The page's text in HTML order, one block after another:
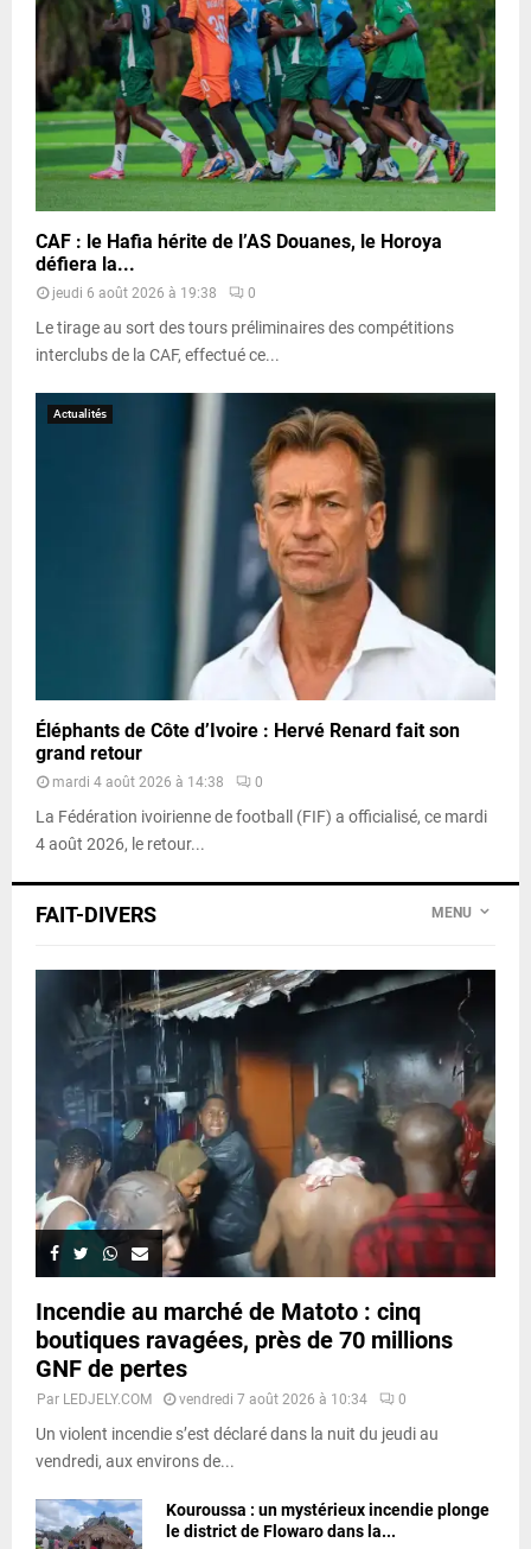
CAF : le Hafia hérite de l’AS Douanes, le Horoya
défiera la...
jeudi 6 août 2026 à 19:38 0
Le tirage au sort des tours préliminaires des compétitions
interclubs de la CAF, effectué ce...
Actualités
Éléphants de Côte d’Ivoire : Hervé Renard fait son
grand retour
mardi 4 août 2026 à 14:38 0
La Fédération ivoirienne de football (FIF) a officialisé, ce mardi
4 août 2026, le retour...
FAIT-DIVERS MENU
Incendie au marché de Matoto : cinq
boutiques ravagées, près de 70 millions
GNF de pertes
Par LEDJELY.COM vendredi 7 août 2026 à 10:34 0
Un violent incendie s’est déclaré dans la nuit du jeudi au
vendredi, aux environs de...
Kouroussa : un mystérieux incendie plonge
le district de Flowaro dans la...